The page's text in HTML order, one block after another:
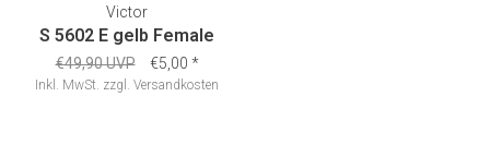
Victor
S 5602 E gelb Female
€49,90 UVP €5,00 *
Inkl. MwSt. zzgl. Versandkosten